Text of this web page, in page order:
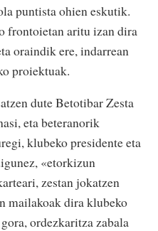
puntista ohien eskutik.
frontoietan aritu izan dira
oraindik ere, indarrean
proiektuak.
dute Betotibar Zesta
eta beteranorik
klubeko presidente eta
«etorkizun
zestan jokatzen
mailakoak dira klubeko
ordezkaritza zabala